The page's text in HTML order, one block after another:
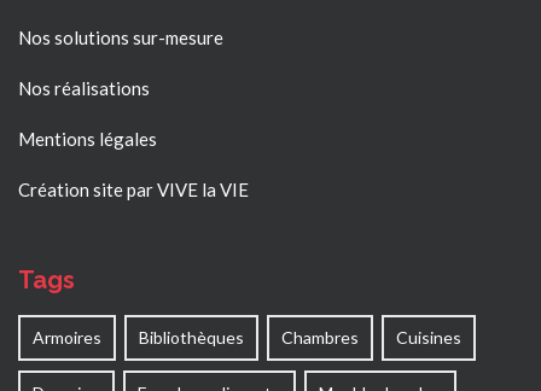
Nos solutions sur-mesure
Nos réalisations
Mentions légales
Création site par VIVE la VIE
Tags
Armoires Bibliothèques Chambres Cuisines